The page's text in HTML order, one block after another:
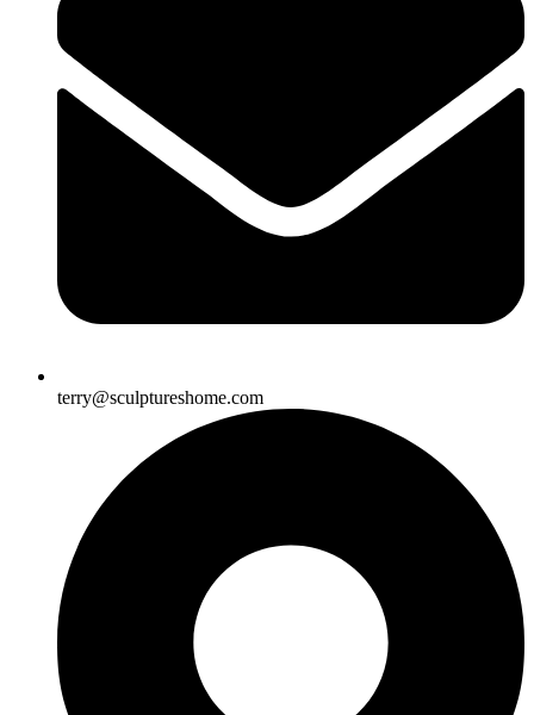
terry@sculptureshome.com